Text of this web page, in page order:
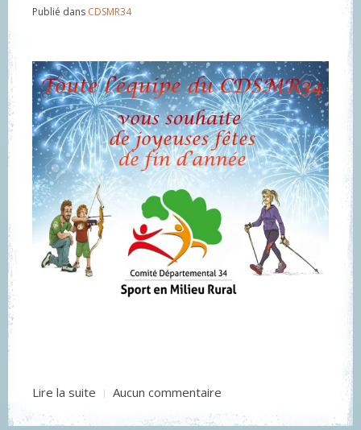
Publié dans CDSMR34
Lire la suite Aucun commentaire